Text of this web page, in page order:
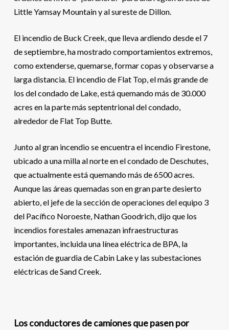
Little Yamsay Mountain y al sureste de Dillon.
El incendio de Buck Creek, que lleva ardiendo desde el 7
de septiembre, ha mostrado comportamientos extremos,
como extenderse, quemarse, formar copas y observarse a
larga distancia. El incendio de Flat Top, el más grande de
los del condado de Lake, está quemando más de 30.000
acres en la parte más septentrional del condado,
alrededor de Flat Top Butte.
Junto al gran incendio se encuentra el incendio Firestone,
ubicado a una milla al norte en el condado de Deschutes,
que actualmente está quemando más de 6500 acres.
Aunque las áreas quemadas son en gran parte desierto
abierto, el jefe de la sección de operaciones del equipo 3
del Pacífico Noroeste, Nathan Goodrich, dijo que los
incendios forestales amenazan infraestructuras
importantes, incluida una línea eléctrica de BPA, la
estación de guardia de Cabin Lake y las subestaciones
eléctricas de Sand Creek.
Los conductores de camiones que pasen por